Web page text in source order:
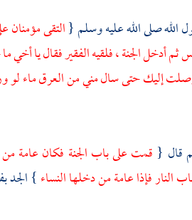
الله صلى الله عليه وسلم {التقى مؤمنان
ثم أدخل الجنة ، فلقيه الفقير فقال يا أخي
إليك حتى سال مني من العرق ماء لو
قال {قمت على باب الجنة فكان عامة من
فإذا عامة من دخلها النساء} الجد